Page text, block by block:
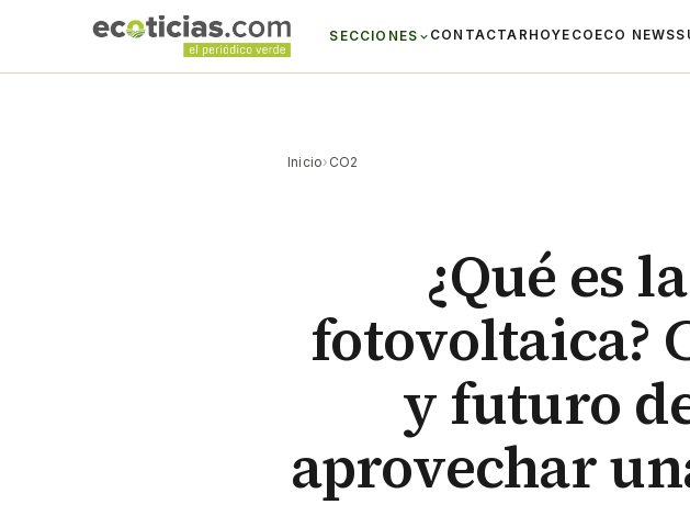
SECCIONES CONTACTAR HOYECO ECO NEWS
Inicio› CO2
¿Qué es
fotovoltaica?
y futuro
aprovechar